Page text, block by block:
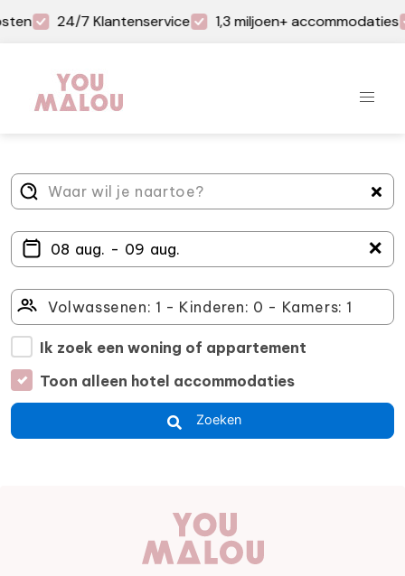
24/7 Klantenservice 1,3 miljoen+ accommodaties
＋
Ik zoek een woning of appartement
Toon alleen hotel accommodaties
Zoeken